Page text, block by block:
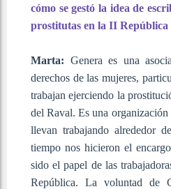
cómo se gestó la idea de
prostitutas en la II
Marta: Genera es una
derechos de las mujeres,
trabajan ejerciendo la
del Raval. Es una
llevan trabajando alrededor
tiempo nos hicieron el
sido el papel de las
República. La voluntad de